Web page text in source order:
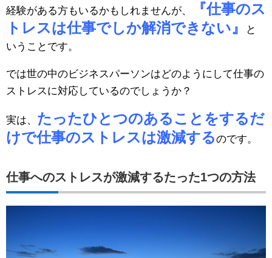
経験がある方もいるかもしれませんが、
『仕事のス
トレスは仕事でしか解消できない』
と
いうことです。
では世の中のビジネスパーソンはどのようにして仕事の
ストレスに対応しているのでしょうか？
実は、 たったひとつのあることをするだ
けで仕事のストレスは激減するのです。
仕事へのストレスが激減するたった1つの方法